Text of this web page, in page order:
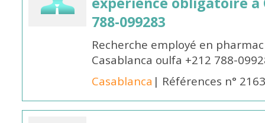
788-099283
Recherche employé en
Casablanca oulfa +212 788-
Casablanca | Références n°